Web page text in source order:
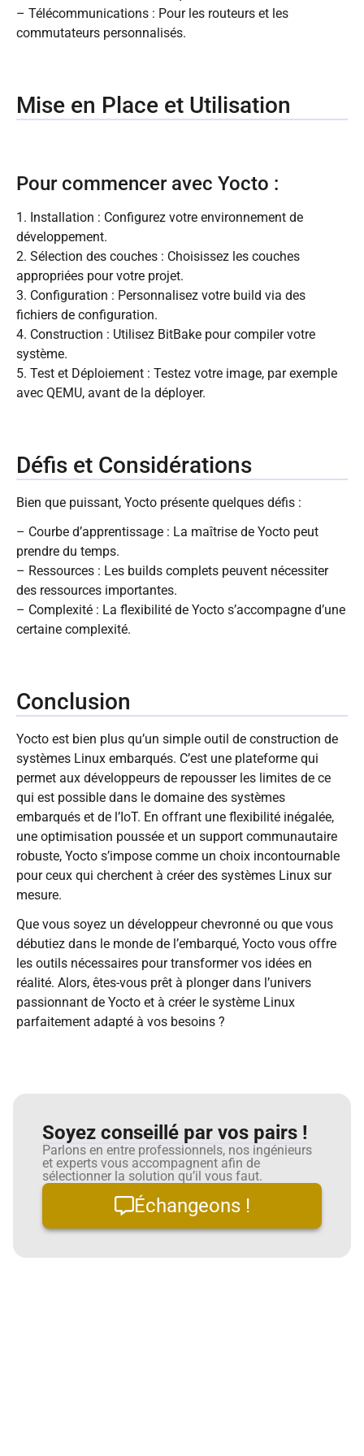
– Télécommunications : Pour les routeurs et les
commutateurs personnalisés.
Mise en Place et Utilisation
Pour commencer avec Yocto :
1. Installation : Configurez votre environnement de
développement.
2. Sélection des couches : Choisissez les couches
appropriées pour votre projet.
3. Configuration : Personnalisez votre build via des
fichiers de configuration.
4. Construction : Utilisez BitBake pour compiler votre
système.
5. Test et Déploiement : Testez votre image, par exemple
avec QEMU, avant de la déployer.
Défis et Considérations
Bien que puissant, Yocto présente quelques défis :
– Courbe d’apprentissage : La maîtrise de Yocto peut
prendre du temps.
– Ressources : Les builds complets peuvent nécessiter
des ressources importantes.
– Complexité : La flexibilité de Yocto s’accompagne d’une
certaine complexité.
Conclusion
Yocto est bien plus qu’un simple outil de construction de
systèmes Linux embarqués. C’est une plateforme qui
permet aux développeurs de repousser les limites de ce
qui est possible dans le domaine des systèmes
embarqués et de l’IoT. En offrant une flexibilité inégalée,
une optimisation poussée et un support communautaire
robuste, Yocto s’impose comme un choix incontournable
pour ceux qui cherchent à créer des systèmes Linux sur
mesure.
Que vous soyez un développeur chevronné ou que vous
débutiez dans le monde de l’embarqué, Yocto vous offre
les outils nécessaires pour transformer vos idées en
réalité. Alors, êtes-vous prêt à plonger dans l’univers
passionnant de Yocto et à créer le système Linux
parfaitement adapté à vos besoins ?
Soyez conseillé par vos pairs !
Parlons en entre professionnels, nos ingénieurs
et experts vous accompagnent afin de
sélectionner la solution qu’il vous faut.
Échangeons !